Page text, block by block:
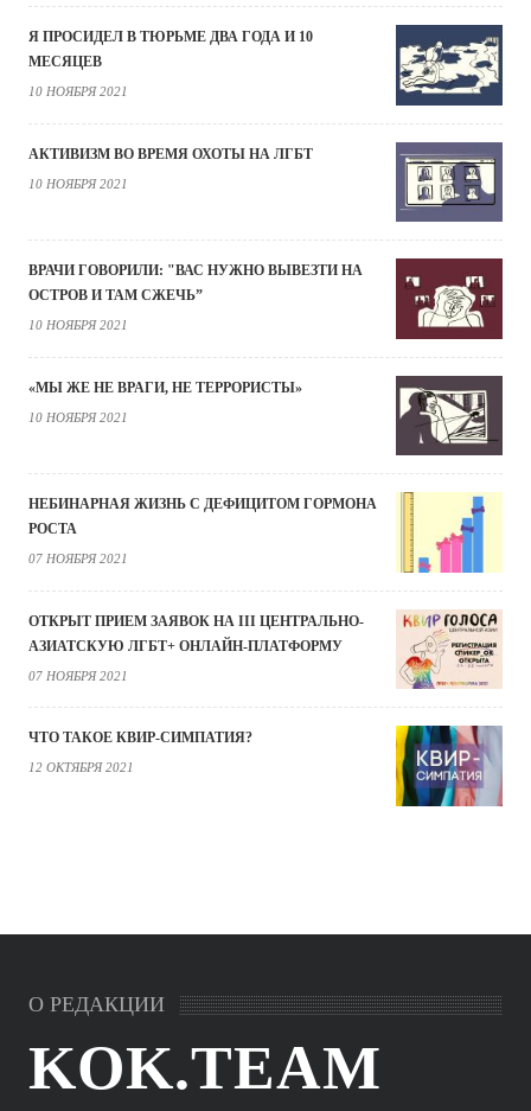
Я ПРОСИДЕЛ В ТЮРЬМЕ ДВА ГОДА И 10
МЕСЯЦЕВ
10 НОЯБРЯ 2021
АКТИВИЗМ ВО ВРЕМЯ ОХОТЫ НА ЛГБТ
10 НОЯБРЯ 2021
ВРАЧИ ГОВОРИЛИ: "ВАС НУЖНО ВЫВЕЗТИ НА
ОСТРОВ И ТАМ СЖЕЧЬ”
10 НОЯБРЯ 2021
«МЫ ЖЕ НЕ ВРАГИ, НЕ ТЕРРОРИСТЫ»
10 НОЯБРЯ 2021
НЕБИНАРНАЯ ЖИЗНЬ С ДЕФИЦИТОМ ГОРМОНА
РОСТА
07 НОЯБРЯ 2021
ОТКРЫТ ПРИЕМ ЗАЯВОК НА III ЦЕНТРАЛЬНО-
АЗИАТСКУЮ ЛГБТ+ ОНЛАЙН-ПЛАТФОРМУ
07 НОЯБРЯ 2021
ЧТО ТАКОЕ КВИР-СИМПАТИЯ?
12 ОКТЯБРЯ 2021
О РЕДАКЦИИ
KOK.TEAM